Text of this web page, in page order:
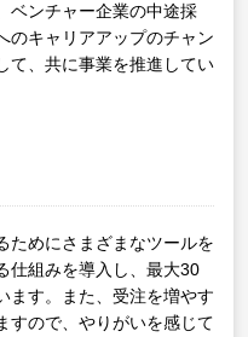
ベンチャー企業の中途採
のキャリアアップのチャン
て、共に事業を推進してい
ためにさまざまなツールを
仕組みを導入し、最大30
ます。また、受注を増やす
すので、やりがいを感じて